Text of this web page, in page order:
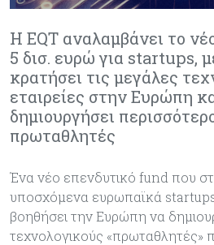
Η EQT αναλαμβάνει το
5 δισ. ευρώ για startups,
κρατήσει τις μεγάλες
εταιρείες στην Ευρώπη
δημιουργήσει
πρωταθλητές
Ένα νέο επενδυτικό fund που
υποσχόμενα ευρωπαϊκά startups
βοηθήσει την Ευρώπη να
τεχνολογικούς «πρωταθλητές»